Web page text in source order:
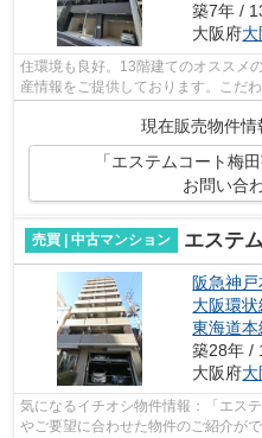
築7年 /
大阪府
住環境も良好。13階建てのオススメ
産情報をご提供しております。こだ
現在販売物件情
「エステムコート梅
お問い合
売買 | 中古マンション エステ
阪急神戸
大阪環状
東海道本
築28年 /
大阪府
気になるイチオシ物件情報：「エス
やご要望に合わせた物件のご紹介が